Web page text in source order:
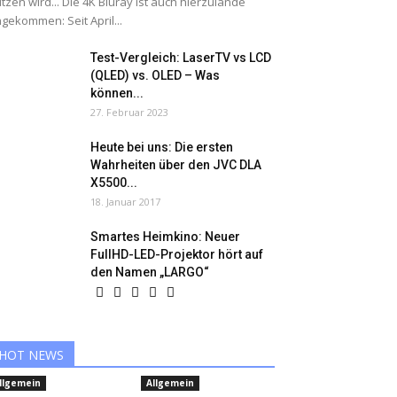
Seit April...
Test-Vergleich: LaserTV vs LCD
(QLED) vs. OLED – Was
können...
27. Februar 2023
Heute bei uns: Die ersten
Wahrheiten über den JVC DLA
X5500...
18. Januar 2017
Smartes Heimkino: Neuer
FullHD-LED-Projektor hört auf
den Namen „LARGO“
HOT NEWS
Allgemein